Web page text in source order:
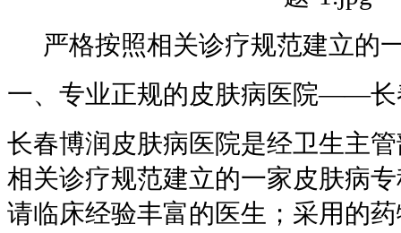
严格按照相关诊疗规范建立的
一、专业正规的皮肤病医院——长
长春博润皮肤病医院是经卫生主
相关诊疗规范建立的一家皮肤病
请临床经验丰富的医生；采用的